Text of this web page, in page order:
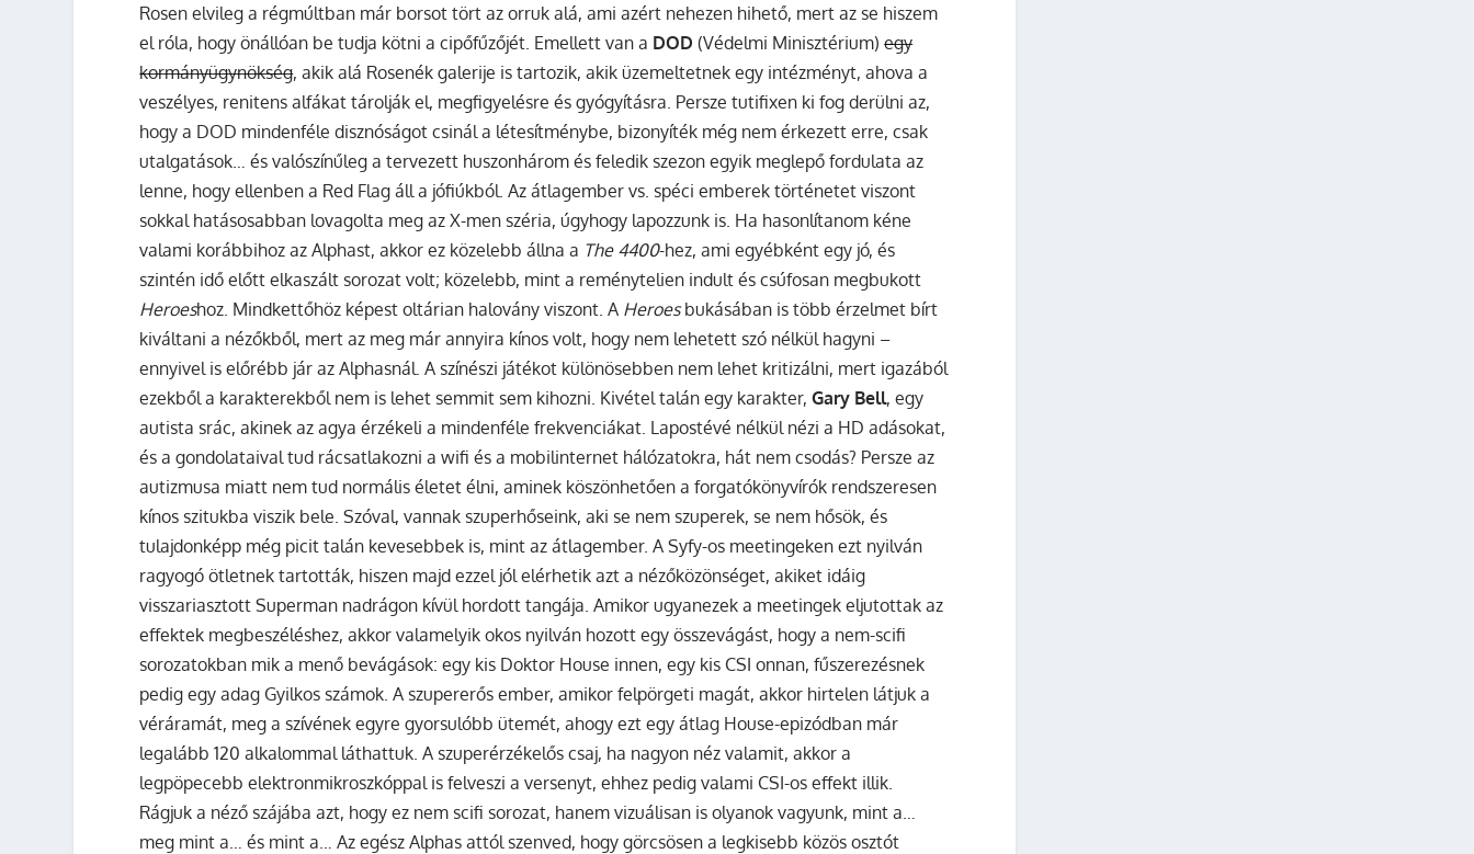
Rosen elvileg a régmúltban már borsot tört az orruk alá, ami azért nehezen hihető, mert az se hiszem
el róla, hogy önállóan be tudja kötni a cipőfűzőjét. Emellett van a DOD (Védelmi Minisztérium)egy
kormányügynökség, akik alá Rosenék galerije is tartozik, akik üzemeltetnek egy intézményt, ahova a
veszélyes, renitens alfákat tárolják el, megfigyelésre és gyógyításra. Persze tutifixen ki fog derülni az,
hogy a DOD mindenféle disznóságot csinál a létesítménybe, bizonyíték még nem érkezett erre, csak
utalgatások… és valószínűleg a tervezett huszonhárom és feledik szezon egyik meglepő fordulata az
lenne, hogy ellenben a Red Flag áll a jófiúkból. Az átlagember vs. spéci emberek történetet viszont
sokkal hatásosabban lovagolta meg az X-men széria, úgyhogy lapozzunk is. Ha hasonlítanom kéne
valami korábbihoz az Alphast, akkor ez közelebb állna a The 4400-hez, ami egyébként egy jó, és
szintén idő előtt elkaszált sorozat volt; közelebb, mint a reménytelien indult és csúfosan megbukott
Heroeshoz. Mindkettőhöz képest oltárian halovány viszont. A Heroesbukásában is több érzelmet bírt
kiváltani a nézőkből, mert az meg már annyira kínos volt, hogy nem lehetett szó nélkül hagyni –
ennyivel is előrébb jár az Alphasnál. A színészi játékot különösebben nem lehet kritizálni, mert igazából
ezekből a karakterekből nem is lehet semmit sem kihozni. Kivétel talán egy karakter,Gary Bell, egy
autista srác, akinek az agya érzékeli a mindenféle frekvenciákat. Lapostévé nélkül nézi a HD adásokat,
és a gondolataival tud rácsatlakozni a wifi és a mobilinternet hálózatokra, hát nem csodás? Persze az
autizmusa miatt nem tud normális életet élni, aminek köszönhetően a forgatókönyvírók rendszeresen
kínos szitukba viszik bele. Szóval, vannak szuperhőseink, aki se nem szuperek, se nem hősök, és
tulajdonképp még picit talán kevesebbek is, mint az átlagember. A Syfy-os meetingeken ezt nyilván
ragyogó ötletnek tartották, hiszen majd ezzel jól elérhetik azt a nézőközönséget, akiket idáig
visszariasztott Superman nadrágon kívül hordott tangája. Amikor ugyanezek a meetingek eljutottak az
effektek megbeszéléshez, akkor valamelyik okos nyilván hozott egy összevágást, hogy a nem-scifi
sorozatokban mik a menő bevágások: egy kis Doktor House innen, egy kis CSI onnan, fűszerezésnek
pedig egy adag Gyilkos számok. A szupererős ember, amikor felpörgeti magát, akkor hirtelen látjuk a
véráramát, meg a szívének egyre gyorsulóbb ütemét, ahogy ezt egy átlag House-epizódban már
legalább 120 alkalommal láthattuk. A szuperérzékelős csaj, ha nagyon néz valamit, akkor a
legpöpecebb elektronmikroszkóppal is felveszi a versenyt, ehhez pedig valami CSI-os effekt illik.
Rágjuk a néző szájába azt, hogy ez nem scifi sorozat, hanem vizuálisan is olyanok vagyunk, mint a…
meg mint a… és mint a… Az egész Alphas attól szenved, hogy görcsösen a legkisebb közös osztót